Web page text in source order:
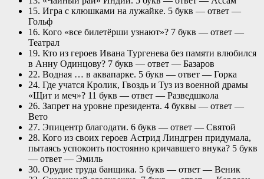
15. Игра с клюшками на лужайке. 5 букв — ответ —
Гольф
16. Кого «все билетёрши узнают»? 7 букв — ответ —
Театрал
19. Кто из героев Ивана Тургенева без памяти влюбился
в Анну Одинцову? 7 букв — ответ — Базаров
22. Водная … в аквапарке. 5 букв — ответ — Горка
24. Где учатся Кролик, Гвоздь и Туз из военной драмы
«Щит и меч»? 11 букв — ответ — Разведшкола
26. Запрет на уровне президента. 4 буквы — ответ —
Вето
27. Эпицентр благодати. 6 букв — ответ — Святой
28. Кого из своих героев Астрид Линдгрен придумала,
пытаясь успокоить постоянно кричавшего внука? 5 букв
— ответ — Эмиль
30. Орудие труда банщика. 5 букв — ответ — Веник